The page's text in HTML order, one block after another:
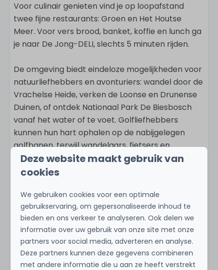
Voor culinair genieten vind je op loopafstand
twee fijne restaurants: Groen en Het Houtse
Meer. Voor vers brood, banket, koffie en lunch ga
je naar De Jong-DELI, slechts 5 minuten rijden.
De omgeving biedt eindeloze mogelijkheden voor
natuurliefhebbers en avonturiers: wandel door de
Vrachelse Heide, verken de Loonse en Drunense
Duinen, of ontdek Nationaal Park De Biesbosch
vanaf het water of te voet. Golfliefhebbers
kunnen hun hart ophalen op de nabijgelegen
golfbanen, terwijl wandelaars, fietsers en
mountainbikers de mooiste routes vinden.
Liberation Route Brabant en de oude waterlinies
zoals de Zuiderwaterlinie, die je laten zien hoe
Brabant ooit werd verdedigd. Vergeet niet een
dagje uit te plannen naar de attracties in de
buurt, zoals de Efteling, Safaripark Beekse Bergen
en Speelland.
Deze website maakt gebruik van
cookies
We gebruiken cookies voor een optimale
gebruikservaring, om gepersonaliseerde inhoud te
bieden en ons verkeer te analyseren. Ook delen we
informatie over uw gebruik van onze site met onze
partners voor social media, adverteren en analyse.
Deze partners kunnen deze gegevens combineren
met andere informatie die u aan ze heeft verstrekt